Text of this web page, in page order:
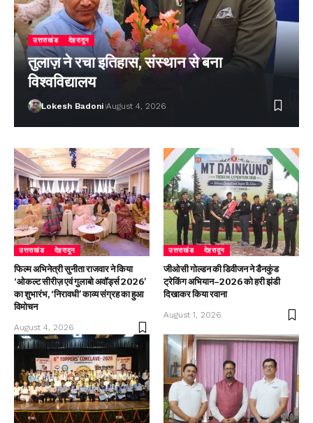
उत्तराखंड देहरादून
तुलाज़ ने रचा इतिहास, संस्थान से बना
विश्वविद्यालय
Lokesh Badoni August 4, 2026
उत्तराखंड देहरादून
फिल्म अभिनेत्री सुनीता राजवार ने किया
‘ओकल्ट सीरीज़ एवं गुलाबो अवॉर्ड्स 2026’
का शुभारंभ, ‘निरावधी’ काव्य संग्रह का हुआ
विमोचन
August 4, 2026
उत्तराखंड देहरादून
जीओसी गोल्डन की डिवीजन ने डैनकुंड
ट्रेकिंग अभियान–2026 को हरी झंडी
दिखाकर किया रवाना
August 1, 2026